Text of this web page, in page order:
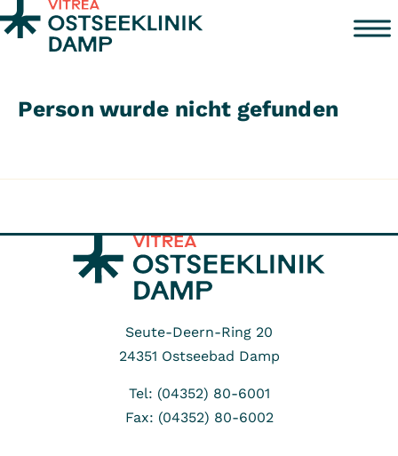
Zum Inhalt springen
Person wurde nicht gefunden
Seute-Deern-Ring 20
24351 Ostseebad Damp
Tel: (04352) 80-6001
Fax: (04352) 80-6002